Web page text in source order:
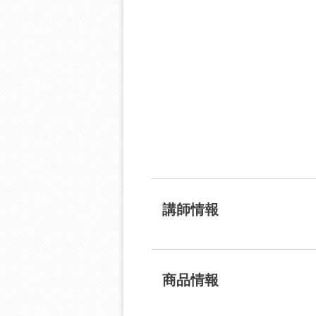
講師情報
商品情報